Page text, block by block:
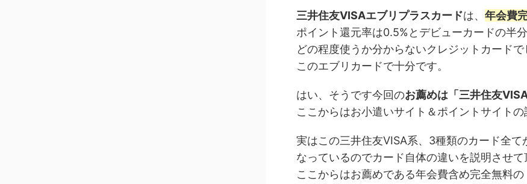
三井住友VISAエブリプラスカードは、 年会費
ポイント還元率は0.5%とデビューカードの半
どの程度使うか分からないクレジットカードで
このエブリカードで十分です。
はい、そうです今回のお薦めは「三井住友
ここからはお小遣いサイト＆ポイントサイトの
実はこの三井住友VISA系、3種類のカード全
なっているのでカード自体の違いを説明させて
ここからはお薦めである年会費含め完全無料の